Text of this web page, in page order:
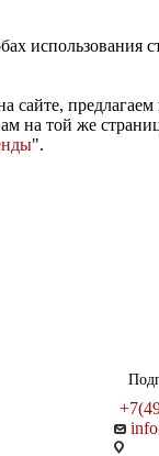
использования
сайте, предлагаем
на той же
".